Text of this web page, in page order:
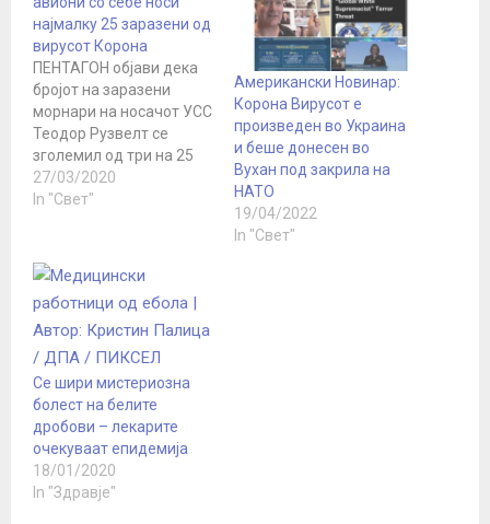
најмалку 25 заразени од
вирусот Корона
ПЕНТАГОН објави дека
бројот на заразени
морнари на носачот УСС
Теодор Рузвелт се
зголемил од три на 25
за само два дена.
Американската
зголемување на овој
број, а некои
аналитичари сметаат
дека Стејт
департментот не сака
да ги каже вистинските
бројки на заразени
бидејќи Кина и
Северна…
27/03/2020
In "Свет"
Американски Новинар:
Корона Вирусот е
произведен во Украина
и беше донесен во
Вухан под закрила на
НАТО
19/04/2022
In "Свет"
Се шири мистериозна
болест на белите
дробови – лекарите
очекуваат епидемија
18/01/2020
In "Здравје"